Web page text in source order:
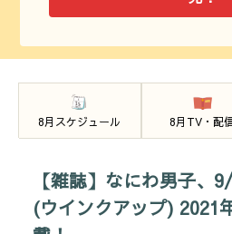
8月スケジュール 8月TV・配
【雑誌】なにわ男子、
(ウインクアップ) 2021